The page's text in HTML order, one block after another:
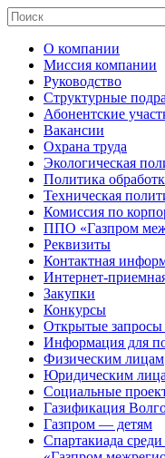
О компании
Миссия компании
Руководство
Структурные
Абонентские
Вакансии
Охрана труда
Экологическая
Политика
Техническая
Комиссия по
ППО «Газпром
Реквизиты
Контактная
Интернет-
Закупки
Конкурсы
Открытые
Информация для
Физическим лицам
Юридическим
Социальные
Газификация
Газпром — детям
Спартакиада